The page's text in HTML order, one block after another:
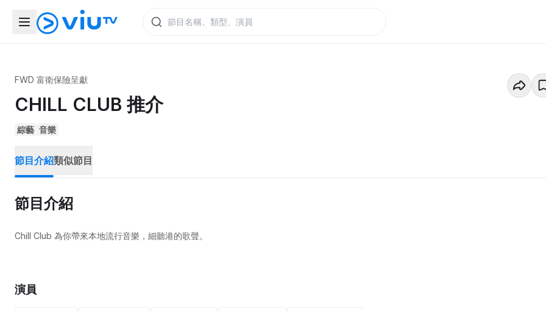
FWD 富衛保險呈獻
CHILL CLUB 推介
綜藝 音樂
節目介紹類似節目
節目介紹
Chill Club 為你帶來本地流行音樂，細聽港的歌聲。
演員